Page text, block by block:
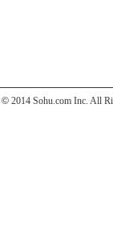
© 2014 Sohu.com Inc. All